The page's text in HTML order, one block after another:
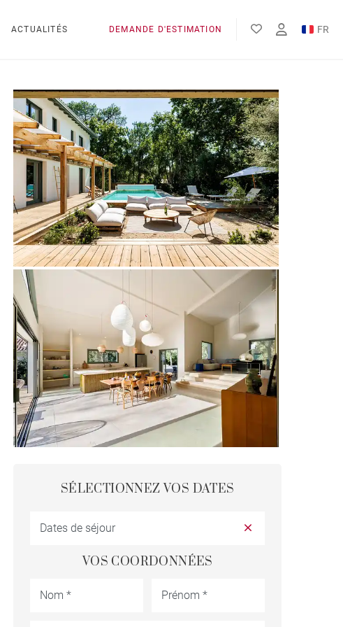
ACTUALITÉS DEMANDE D'ESTIMATION FR
EN
SÉLECTIONNEZ VOS DATES
VOS COORDONNÉES